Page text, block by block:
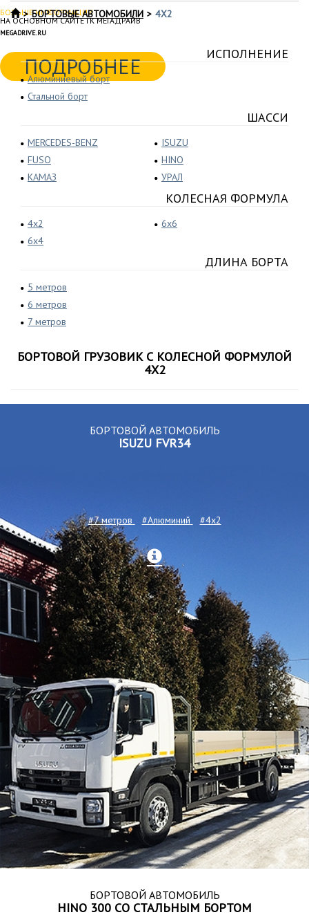
БОЛЬШЕ ИНФОРМАЦИИ
НА ОСНОВНОМ САЙТЕ ГК МЕГАДРАЙВ
MEGADRIVE.RU
ПОДРОБНЕЕ
БОРТОВЫЕ АВТОМОБИЛИ 4X2
ИСПОЛНЕНИЕ
Алюминиевый борт
Стальной борт
ШАССИ
MERCEDES-BENZ
FUSO
КАМАЗ
ISUZU
HINO
УРАЛ
КОЛЕСНАЯ ФОРМУЛА
4x2
6x4
6x6
ДЛИНА БОРТА
5 метров
6 метров
7 метров
БОРТОВОЙ ГРУЗОВИК С КОЛЕСНОЙ ФОРМУЛОЙ
4X2
БОРТОВОЙ АВТОМОБИЛЬ
ISUZU FVR34
#7 метров #Алюминий #4x2
БОРТОВОЙ АВТОМОБИЛЬ
HINO 300 СО СТАЛЬНЫМ БОРТОМ